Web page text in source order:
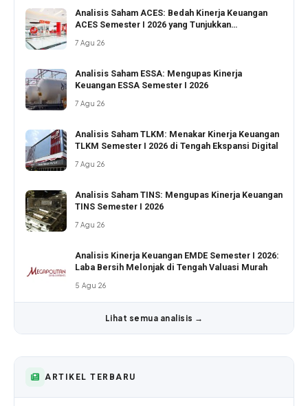
Analisis Saham ACES: Bedah Kinerja Keuangan
ACES Semester I 2026 yang Tunjukkan
7 Agu 26
Analisis Saham ESSA: Mengupas Kinerja
Keuangan ESSA Semester I 2026
7 Agu 26
Analisis Saham TLKM: Menakar Kinerja Keuangan
TLKM Semester I 2026 di Tengah Ekspansi Digital
7 Agu 26
Analisis Saham TINS: Mengupas Kinerja Keuangan
TINS Semester I 2026
7 Agu 26
Analisis Kinerja Keuangan EMDE Semester I 2026:
Laba Bersih Melonjak di Tengah Valuasi Murah
5 Agu 26
Lihat semua analisis →
ARTIKEL TERBARU